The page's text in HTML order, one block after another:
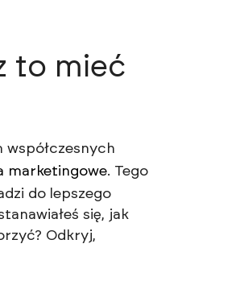
to mieć
marketingowe. Tego
do lepszego
się, jak
Odkryj,